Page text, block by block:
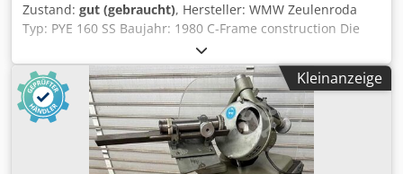
Zustand: gut (gebraucht), Hersteller: WMW Zeulenroda
Typ: PYE 160 SS Baujahr: 1980 C-Frame construction Die
height 850 mm Thickness bolster plate 100 mm Throath C
Side 360 mm Dkjdpfxjwp Nv Hs Abqsr Spezifikationen
Metrisch US Standard Kapazität 160000 Tischlänge 1250
mm Tischbreite 600 mm Stößelhub 500 mm
Anlaufgeschwindigkeit 100 mm/min.
Arbeitsgeschwindiglkeit 10 mm/min. Return speed 125
mm/min. Leistung 22,5 kW Abmessungen (Schätzen) Länge
Kleinanzeige